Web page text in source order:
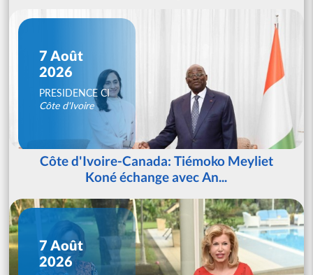
7 Août
2026
PRESIDENCE CI
Côte d'Ivoire
Côte d'Ivoire-Canada: Tiémoko Meyliet
Koné échange avec An...
7 Août
2026